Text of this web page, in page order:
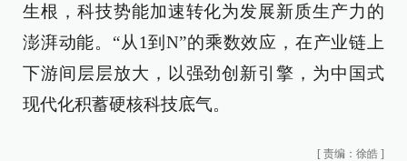
生根，科技势能加速转化为发展新质生产力的
澎湃动能。“从1到N”的乘数效应，在产业链上
下游间层层放大，以强劲创新引擎，为中国式
现代化积蓄硬核科技底气。
[ 责编：徐皓 ]